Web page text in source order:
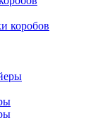
коробов